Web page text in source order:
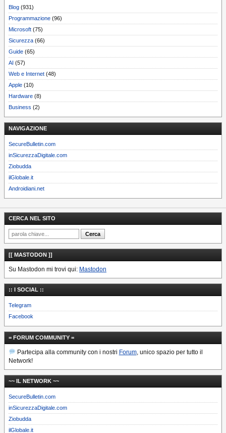
Blog (931)
Programmazione (96)
Microsoft (75)
Sicurezza (66)
Guide (65)
AI (57)
Web e Internet (48)
Apple (10)
Hardware (8)
Business (2)
NAVIGAZIONE
SecureBulletin.com
inSicurezzaDigitale.com
Ziobudda
ilGlobale.it
Androidiani.net
CERCA NEL SITO
[[ MASTODON ]]
Su Mastodon mi trovi qui: Mastodon
:: I SOCIAL ::
Telegram
Facebook
= FORUM COMMUNITY =
Partecipa alla community con i nostri Forum, unico spazio per tutto il
Network!
~~ IL NETWORK ~~
SecureBulletin.com
inSicurezzaDigitale.com
Ziobudda
ilGlobale.it